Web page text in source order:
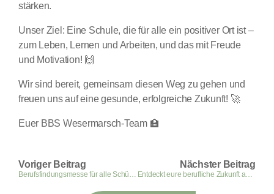
stärken.
Unser Ziel: Eine Schule, die für alle ein positiver Ort ist –
zum Leben, Lernen und Arbeiten, und das mit Freude
und Motivation! 🙌
Wir sind bereit, gemeinsam diesen Weg zu gehen und
freuen uns auf eine gesunde, erfolgreiche Zukunft! 🚀
Euer BBS Wesermarsch-Team 🏫
Voriger Beitrag
Berufsfindungsmesse für alle Schüler:innen
Nächster Beitrag
Entdeckt eure berufliche Zukunft auf der Berufsfindungsmesse 2024! 👏